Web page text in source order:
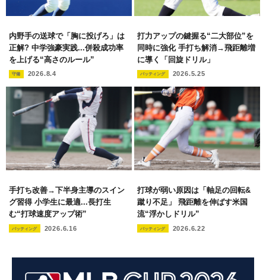
内野手の送球で「胸に投げろ」は
正解? 中学強豪実践...併殺成功率
を上げる“高さのルール”
守備 2026.8.4
打力アップの鍵握る“二大部位”を
同時に強化 手打ち解消→飛距離増
に導く「回旋ドリル」
バッティング 2026.5.25
手打ち改善→下半身主導のスイン
グ習得 小学生に最適...長打生
む“打球速度アップ術”
バッティング 2026.6.16
打球が弱い原因は「軸足の回転&
蹴り不足」 飛距離を伸ばす米国
流“浮かしドリル”
バッティング 2026.6.22